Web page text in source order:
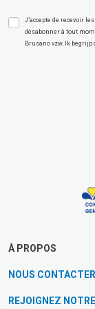
J’accepte de recevoir
désabonner à tout
Brusano vzw. Ik
À PROPOS
NOUS CONTACTER
REJOIGNEZ